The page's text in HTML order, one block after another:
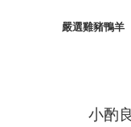
嚴選雞豬鴨羊
小酌